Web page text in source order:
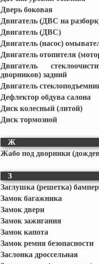
Дверь боковая
Двигатель (ДВС на
Двигатель (ДВС)
Двигатель (насос)
Двигатель отопителя
Двигатель
дворников) задний
Двигатель
Дефлектор обдува салона
Диск колесный (литой)
Диск тормозной
Ж
Жабо под дворники
З
Заглушка (решетка)
Замок багажника
Замок двери
Замок зажигания
Замок капота
Замок ремня безопасности
Заслонка дроссельная